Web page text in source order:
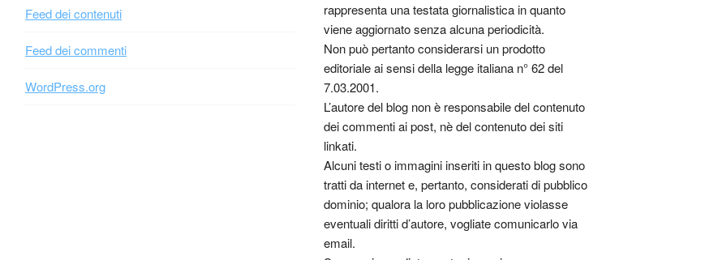
Feed dei contenuti
Feed dei commenti
WordPress.org
rappresenta una testata giornalistica in quanto
viene aggiornato senza alcuna periodicità.
Non può pertanto considerarsi un prodotto
editoriale ai sensi della legge italiana n° 62 del
7.03.2001.
L’autore del blog non è responsabile del contenuto
dei commenti ai post, nè del contenuto dei siti
linkati.
Alcuni testi o immagini inseriti in questo blog sono
tratti da internet e, pertanto, considerati di pubblico
dominio; qualora la loro pubblicazione violasse
eventuali diritti d’autore, vogliate comunicarlo via
email.